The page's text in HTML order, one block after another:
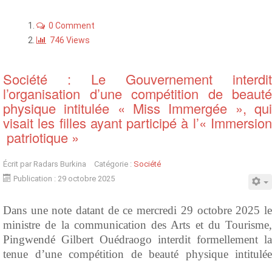
0 Comment
746 Views
Société : Le Gouvernement interdit
l’organisation d’une compétition de beauté
physique intitulée « Miss Immergée », qui
visait les filles ayant participé à l’« Immersion
patriotique »
Écrit par Radars Burkina Catégorie : Société
Publication : 29 octobre 2025
Dans une note datant de ce mercredi 29 octobre 2025 le
ministre de la communication des Arts et du Tourisme,
Pingwendé Gilbert Ouédraogo interdit formellement la
tenue d’une compétition de beauté physique intitulée